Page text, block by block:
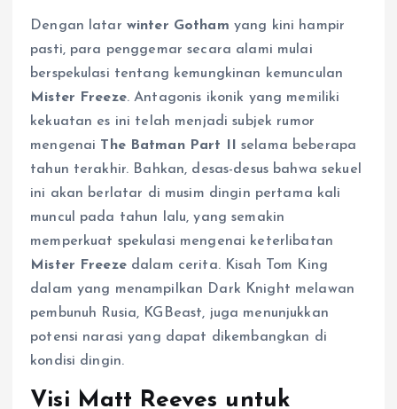
Dengan latar winter Gotham yang kini hampir
pasti, para penggemar secara alami mulai
berspekulasi tentang kemungkinan kemunculan
Mister Freeze. Antagonis ikonik yang memiliki
kekuatan es ini telah menjadi subjek rumor
mengenai The Batman Part II
selama beberapa
tahun terakhir. Bahkan, desas-desus bahwa sekuel
ini akan berlatar di musim dingin pertama kali
muncul pada tahun lalu, yang semakin
memperkuat spekulasi mengenai keterlibatan
Mister Freezedalam cerita. Kisah Tom King
dalam yang menampilkan Dark Knight melawan
pembunuh Rusia, KGBeast, juga menunjukkan
potensi narasi yang dapat dikembangkan di
kondisi dingin.
Visi Matt Reeves untuk